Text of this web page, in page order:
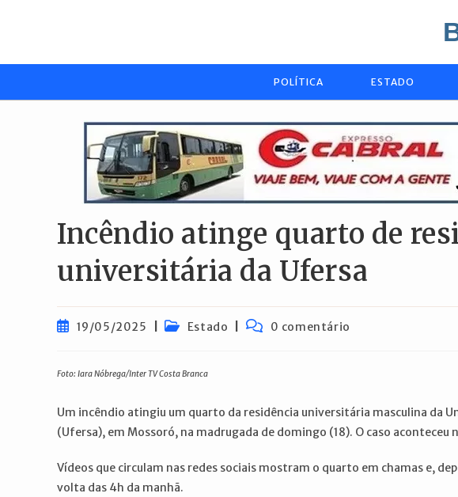
conteúdo
POLÍTICA ESTADO
Incêndio atinge quarto de
universitária da Ufersa
Post19/05/2025
Categoria
Estado
Comentários
0 comentário
Foto: Iara Nóbrega/Inter TV Costa Branca
Um incêndio atingiu um quarto da residência universitária masculina da
(Ufersa), em Mossoró, na madrugada de domingo (18). O caso
Vídeos que circulam nas redes sociais mostram o quarto em chamas e,
volta das 4h da manhã.